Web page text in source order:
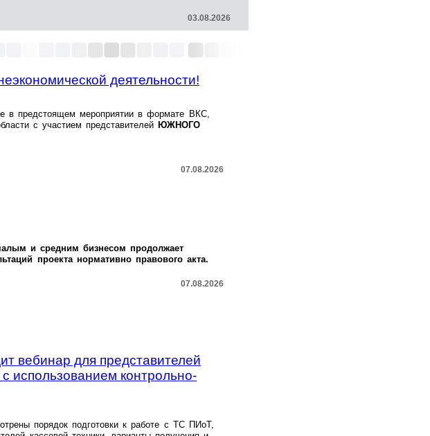
03.08.2026
деятельности!
в предстоящем мероприятии в формате ВКС,
с участием представителей ЮЖНОГО
07.08.2026
и средним бизнесом продолжает
проекта нормативно правового акта.
07.08.2026
вебинар для представителей
использованием контрольно-
порядок подготовки к работе с ТС ПИоТ,